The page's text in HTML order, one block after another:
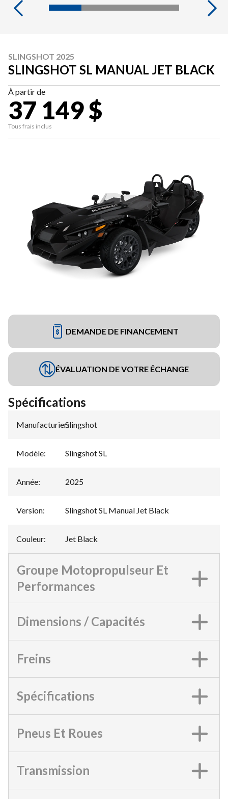
SLINGSHOT 2025
SLINGSHOT SL MANUAL JET BLACK
À partir de
37 149 $
Tous frais inclus
DEMANDE DE FINANCEMENT
ÉVALUATION DE VOTRE ÉCHANGE
Spécifications
Manufacturier:
Slingshot
Modèle: Slingshot SL
Année: 2025
Version: Slingshot SL Manual Jet Black
Couleur: Jet Black
Groupe Motopropulseur Et
Performances
Dimensions / Capacités
Freins
Spécifications
Pneus Et Roues
Transmission